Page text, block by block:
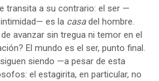
transita a su contrario: el ser —
es la casadel hombre.
avanzar sin tregua ni temor en el
El mundo es el ser, punto final.
siendo —a pesar de esta
el estagirita, en particular, no